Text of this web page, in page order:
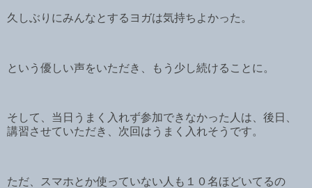
久しぶりにみんなとするヨガは気持ちよかった。
という優しい声をいただき、もう少し続けることに。
そして、当日うまく入れず参加できなかった人は、後日、
講習させていただき、次回はうまく入れそうです。
ただ、スマホとか使っていない人も１０名ほどいてるの